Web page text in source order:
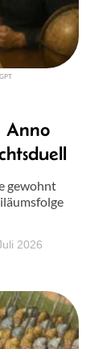
Anno
gewohnt
2026